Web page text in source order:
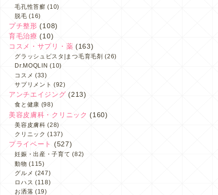
毛孔性苔癬 (10)
脱毛 (16)
プチ整形 (108)
育毛治療 (10)
コスメ・サプリ・薬 (163)
グラッシュビスタ|まつ毛育毛剤 (26)
Dr.MOQLIN (10)
コスメ (33)
サプリメント (92)
アンチエイジング (213)
食と健康 (98)
美容皮膚科・クリニック (160)
美容皮膚科 (28)
クリニック (137)
プライベート (527)
妊娠・出産・子育て (82)
動物 (115)
グルメ (247)
ロハス (118)
お洒落 (19)